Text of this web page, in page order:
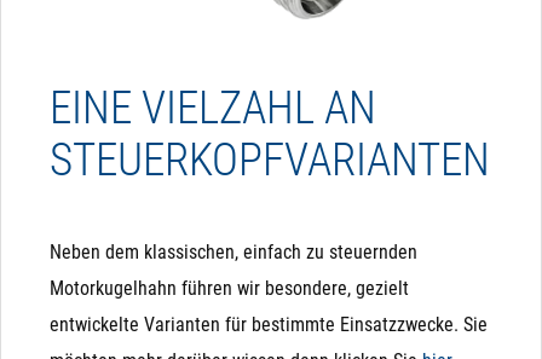
EINE VIELZAHL AN
STEUERKOPFVARIANTEN
Neben dem klassischen, einfach zu steuernden
Motorkugelhahn führen wir besondere, gezielt
entwickelte Varianten für bestimmte Einsatzzwecke. Sie